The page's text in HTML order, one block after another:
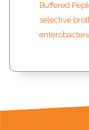
Buffered
selective